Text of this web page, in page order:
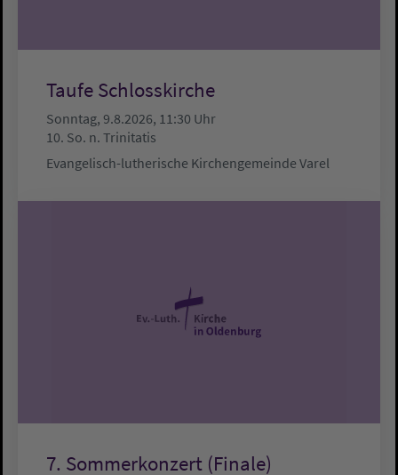
Taufe Schlosskirche
Sonntag, 9.8.2026, 11:30 Uhr
10. So. n. Trinitatis
Evangelisch-lutherische Kirchengemeinde Varel
7. Sommerkonzert (Finale)